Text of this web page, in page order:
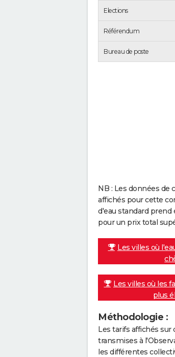
Elections
Référendum
Bureau de poste
NB : Les données
affichés pour cette
d'eau standard
pour un prix total
Les villes où
Les villes où les
plus
Méthodologie :
Les tarifs affichés
transmises à
les différentes